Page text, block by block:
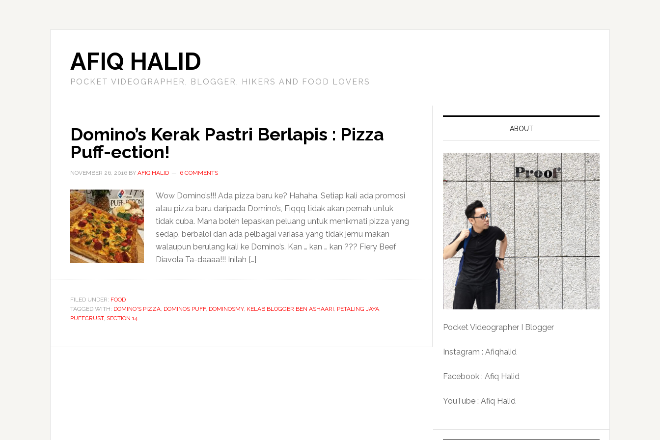
AFIQ HALID
POCKET VIDEOGRAPHER, BLOGGER, HIKERS AND FOOD LOVERS
Domino’s Kerak Pastri Berlapis : Pizza
Puff-ection!
NOVEMBER 26, 2016 BY AFIQ HALID 6 COMMENTS
Wow Domino’s!!! Ada pizza baru ke? Hahaha. Setiap kali ada promosi
atau pizza baru daripada Domino’s, Fiqqq tidak akan pernah untuk
tidak cuba. Mana boleh lepaskan peluang untuk menikmati pizza yang
sedap, berbaloi dan ada pelbagai variasa yang tidak jemu makan
walaupun berulang kali ke Domino’s. Kan … kan … kan ??? Fiery Beef
Diavola Ta-daaaa!!! Inilah […]
FILED UNDER: FOOD
TAGGED WITH: DOMINO'S PIZZA, DOMINOS PUFF, DOMINOSMY, KELAB BLOGGER BEN ASHAARI, PETALING JAYA,
PUFFCRUST, SECTION 14
ABOUT
Pocket Videographer I Blogger
Instagram : Afiqhalid
Facebook : Afiq Halid
YouTube : Afiq Halid